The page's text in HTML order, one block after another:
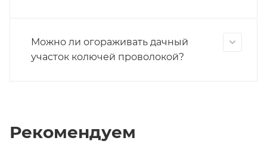
Можно ли огораживать дачный
участок колючей проволокой?
Рекомендуем